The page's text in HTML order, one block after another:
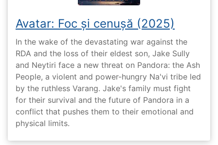
Avatar: Foc și cenușă (2025)
In the wake of the devastating war against the
RDA and the loss of their eldest son, Jake Sully
and Neytiri face a new threat on Pandora: the Ash
People, a violent and power-hungry Na'vi tribe led
by the ruthless Varang. Jake's family must fight
for their survival and the future of Pandora in a
conflict that pushes them to their emotional and
physical limits.